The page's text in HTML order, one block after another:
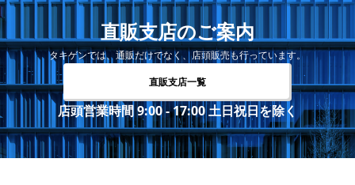
直販支店のご案内
タキゲンでは、通販だけでなく、店頭販売も行っています。
直販支店一覧
店頭営業時間 9:00 - 17:00 土日祝日を除く